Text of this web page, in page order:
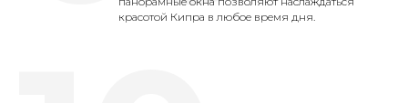
красотой Кипра в любое время дня.